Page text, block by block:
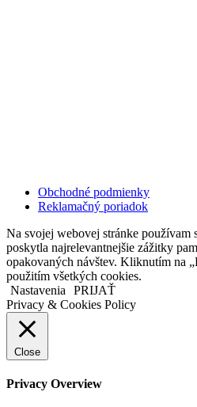
Obchodné podmienky
Reklamačný poriadok
Na svojej webovej stránke používam
poskytla najrelevantnejšie zážitky
opakovaných návštev. Kliknutím na
použitím všetkých cookies.
Nastavenia
PRIJAŤ
Privacy & Cookies Policy
Close
Privacy Overview